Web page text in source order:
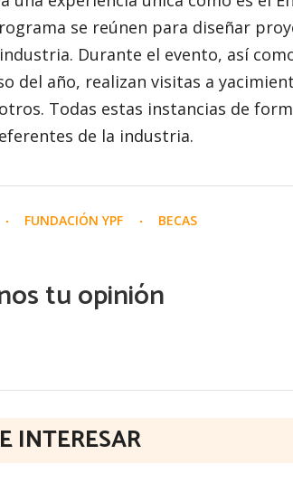
se reúnen para diseñar
Durante el evento, así
del año, realizan visitas a
Todas estas instancias de
de la industria.
FUNDACIÓN YPF BECAS
tu opinión
INTERESAR